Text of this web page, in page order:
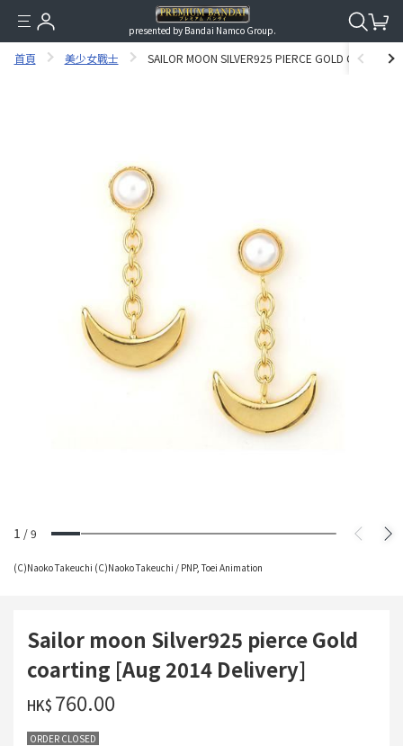
presented by Bandai Namco Group.
首頁 美少女戰士 SAILOR MOON SILVER925 PIERCE GOLD
1 /9
(C)Naoko Takeuchi (C)Naoko Takeuchi / PNP, Toei Animation
Sailor moon Silver925 pierce Gold
coarting [Aug 2014 Delivery]
HK$ ‌760.00
ORDER CLOSED